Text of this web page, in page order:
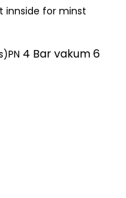
innside for minst
4 Bar vakum 6